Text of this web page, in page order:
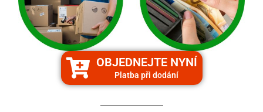
OBJEDNEJTE NYNÍ
Platba při dodání